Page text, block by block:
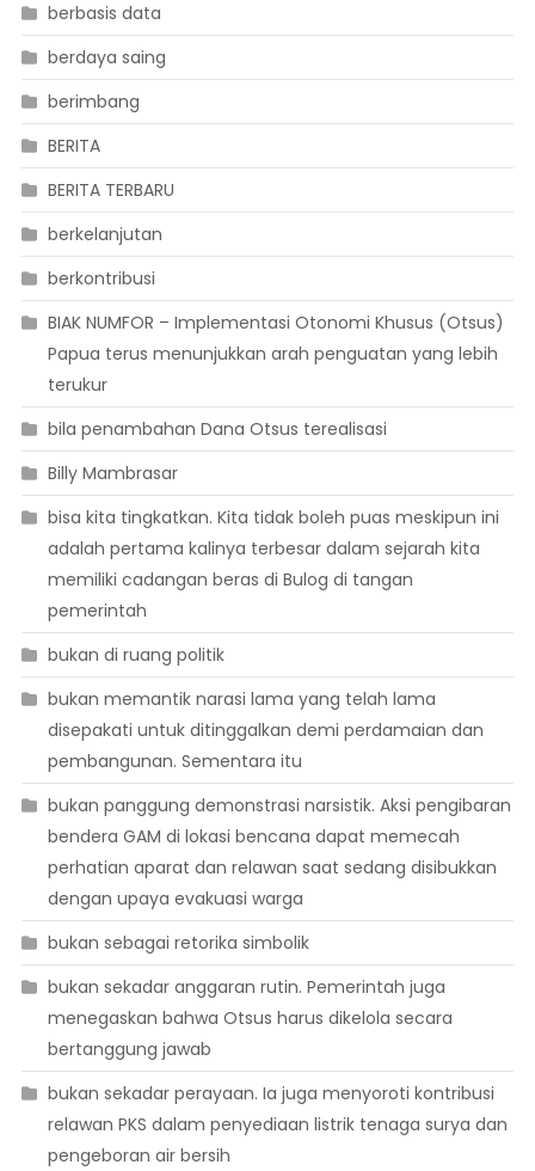
berbasis data
berdaya saing
berimbang
BERITA
BERITA TERBARU
berkelanjutan
berkontribusi
BIAK NUMFOR – Implementasi Otonomi Khusus (Otsus)
Papua terus menunjukkan arah penguatan yang lebih
terukur
bila penambahan Dana Otsus terealisasi
Billy Mambrasar
bisa kita tingkatkan. Kita tidak boleh puas meskipun ini
adalah pertama kalinya terbesar dalam sejarah kita
memiliki cadangan beras di Bulog di tangan
pemerintah
bukan di ruang politik
bukan memantik narasi lama yang telah lama
disepakati untuk ditinggalkan demi perdamaian dan
pembangunan. Sementara itu
bukan panggung demonstrasi narsistik. Aksi pengibaran
bendera GAM di lokasi bencana dapat memecah
perhatian aparat dan relawan saat sedang disibukkan
dengan upaya evakuasi warga
bukan sebagai retorika simbolik
bukan sekadar anggaran rutin. Pemerintah juga
menegaskan bahwa Otsus harus dikelola secara
bertanggung jawab
bukan sekadar perayaan. Ia juga menyoroti kontribusi
relawan PKS dalam penyediaan listrik tenaga surya dan
pengeboran air bersih